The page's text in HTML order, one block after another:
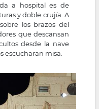
a hospital es de
y doble crujía. A
los brazos del
que descansan
desde la nave
escucharan misa.